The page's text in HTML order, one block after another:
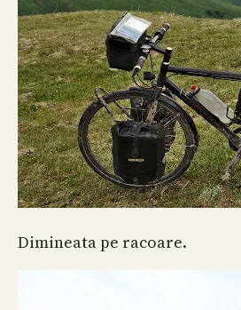
Dimineata pe racoare.